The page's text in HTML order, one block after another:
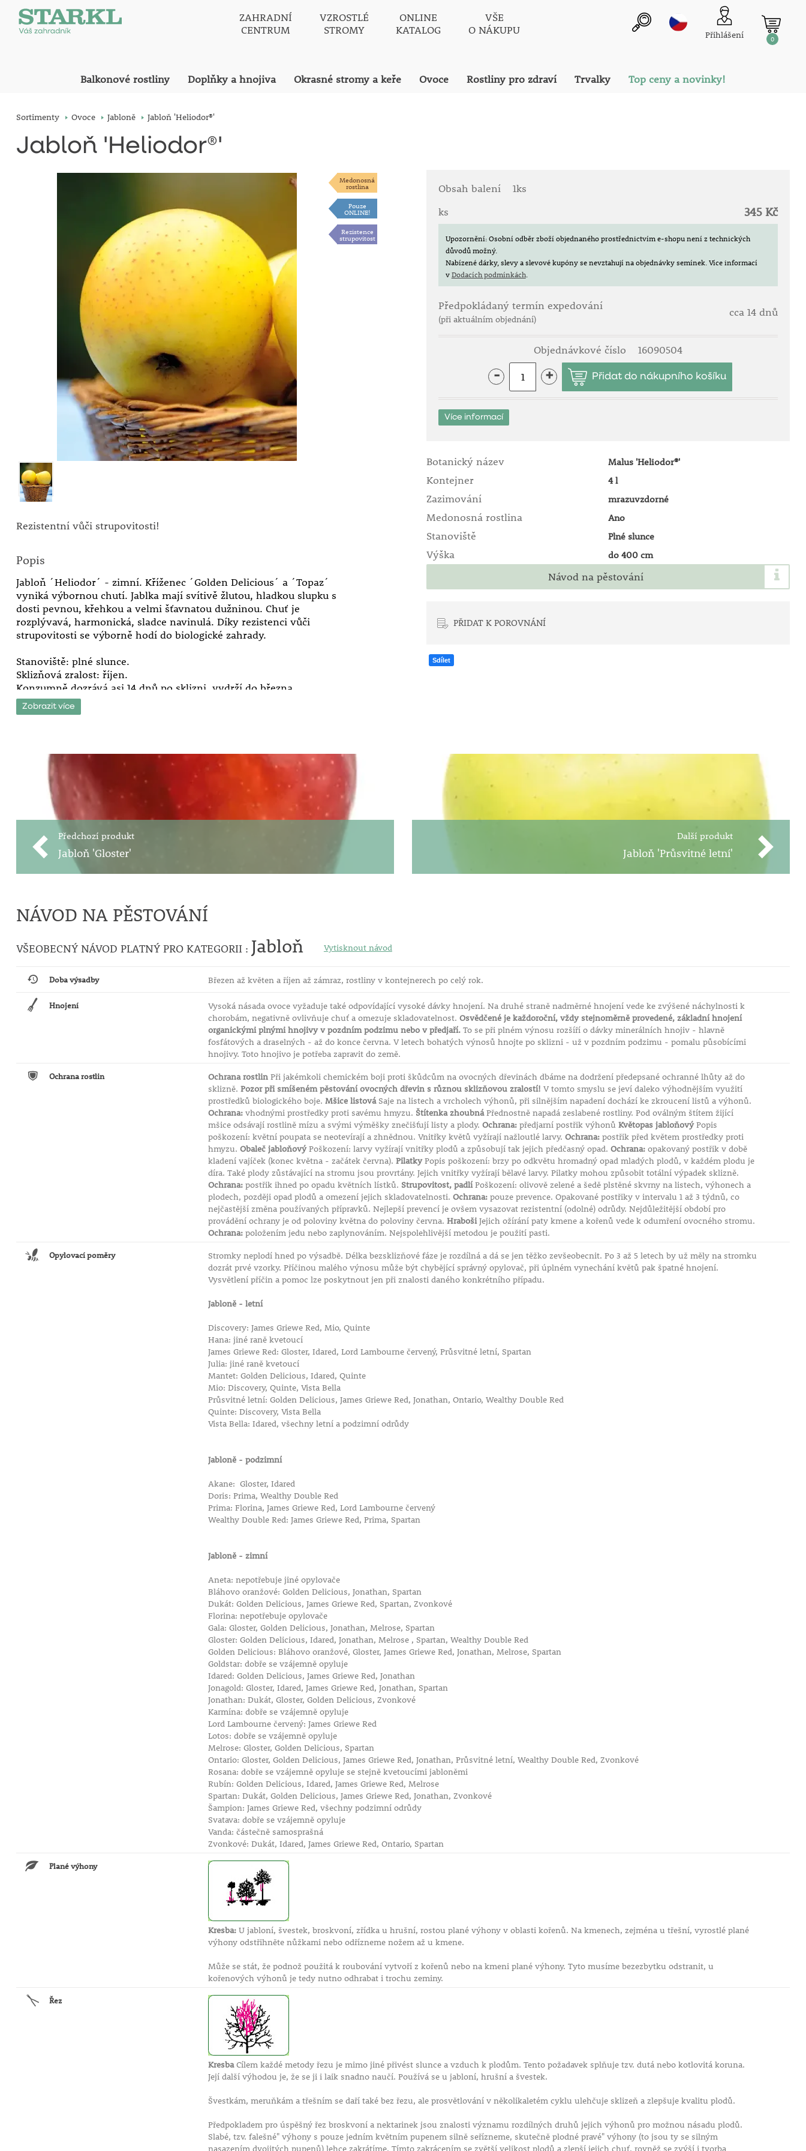
ZAHRADNÍ
CENTRUM
VZROSTLÉ
STROMY
ONLINE
KATALOG
VŠE
O NÁKUPU
Přihlášení 0
Balkonové rostliny Doplňky a hnojiva Okrasné stromy a keře Ovoce Rostliny pro zdraví Trvalky Top ceny a novinky!
Sortimenty Ovoce Jabloně Jabloň 'Heliodor®'
Jabloň 'Heliodor®'
Medonosná
rostlina
Pouze
ONLINE!
Rezistence
strupovitost
Rezistentní vůči strupovitosti!
Popis
Jabloň ´Heliodor´ - zimní. Kříženec ´Golden Delicious´ a ´Topaz´
vyniká výbornou chutí. Jablka mají svítivě žlutou, hladkou slupku s
dosti pevnou, křehkou a velmi šťavnatou dužninou. Chuť je
rozplývavá, harmonická, sladce navinulá. Díky rezistenci vůči
strupovitosti se výborně hodí do biologické zahrady.
Stanoviště: plné slunce.
Sklizňová zralost: říjen.
Konzumně dozrává asi 14 dnů po sklizni, vydrží do března.
Zobrazit více
Obsah balení
1ks
ks
345 Kč
Upozornění: Osobní odběr zboží objednaného prostřednictvím e-shopu není z technických
důvodů možný.
Nabízené dárky, slevy a slevové kupóny se nevztahují na objednávky semínek. Více informací
vDodacích podmínkách.
Předpokládaný termín expedování
(při aktuálním objednání)
cca 14 dnů
Objednávkové číslo 16090504
- +
Více informací
Botanický název Malus 'Heliodor®'
Kontejner 4 l
Zazimování mrazuvzdorné
Medonosná rostlina Ano
Stanoviště Plné slunce
Výška do 400 cm
Návod na pěstování
PŘIDAT K POROVNÁNÍ
Sdílet
Předchozí produkt
Jabloň 'Gloster'
Další produkt
Jabloň 'Průsvitné letní'
NÁVOD NA PĚSTOVÁNÍ
VŠEOBECNÝ NÁVOD PLATNÝ PRO KATEGORII : Jabloň Vytisknout návod
Doba výsadby Březen až květen a říjen až zámraz, rostliny v kontejnerech po celý rok.
Hnojení
Vysoká násada ovoce vyžaduje také odpovídající vysoké dávky hnojení. Na druhé straně nadměrné hnojení vede ke zvýšené náchylnosti k
chorobám, negativně ovlivňuje chuť a omezuje skladovatelnost. Osvědčené je každoroční, vždy stejnoměrně provedené, základní hnojení
organickými plnými hnojivy v pozdním podzimu nebo v předjaří.To se při plném výnosu rozšíří o dávky minerálních hnojiv - hlavně
fosfátových a draselných - až do konce června. V letech bohatých výnosů hnojte po sklizni - už v pozdním podzimu - pomalu působícími
hnojivy. Toto hnojivo je potřeba zapravit do země.
Ochrana rostlin Ochrana rostlinPři jakémkoli chemickém boji proti škůdcům na ovocných dřevinách dbáme na dodržení předepsané ochranné lhůty až do
sklizně. Pozor při smíšeném pěstování ovocných dřevin s různou sklizňovou zralostí! V tomto smyslu se jeví daleko výhodnějším využití
prostředků biologického boje. Mšice listováSaje na listech a vrcholech výhonů, při silnějším napadení dochází ke zkroucení listů a výhonů.
Ochrana:vhodnými prostředky proti savému hmyzu. Štítenka zhoubnáPřednostně napadá zeslabené rostliny. Pod oválným štítem žijící
mšice odsávají rostlině mízu a svými výměšky znečišťují listy a plody. Ochrana:předjarní postřik výhonů Květopas jabloňovýPopis
poškození: květní poupata se neotevírají a zhnědnou. Vnitřky květů vyžírají nažloutlé larvy. Ochrana:postřik před květem prostředky proti
hmyzu. Obaleč jabloňovýPoškození: larvy vyžírají vnitřky plodů a způsobují tak jejich předčasný opad. Ochrana:opakovaný postřik v době
kladení vajíček (konec května - začátek června). PilatkyPopis poškození: brzy po odkvětu hromadný opad mladých plodů, v každém plodu je
díra. Také plody zůstávající na stromu jsou provrtány. Jejich vnitřky vyžírají bělavé larvy. Pilatky mohou způsobit totální výpadek sklizně.
Ochrana:postřik ihned po opadu květních lístků. Strupovitost, padlíPoškození: olivově zelené a šedě plstěné skvrny na listech, výhonech a
plodech, později opad plodů a omezení jejich skladovatelnosti. Ochrana:pouze prevence. Opakované postřiky v intervalu 1 až 3 týdnů, co
nejčastější změna používaných přípravků. Nejlepší prevencí je ovšem vysazovat rezistentní (odolné) odrůdy. Nejdůležitější období pro
provádění ochrany je od poloviny května do poloviny června. HrabošiJejich ožírání paty kmene a kořenů vede k odumření ovocného stromu.
Ochrana:položením jedu nebo zaplynováním. Nejspolehlivější metodou je použití pasti.
Opylovací poměry
Stromky neplodí hned po výsadbě. Délka bezsklizňové fáze je rozdílná a dá se jen těžko zevšeobecnit. Po 3 až 5 letech by už měly na stromku
dozrát prvé vzorky. Příčinou malého výnosu může být chybějící správný opylovač, při úplném vynechání květů pak špatné hnojení.
Vysvětlení příčin a pomoc lze poskytnout jen při znalosti daného konkrétního případu.
Jabloně - letní
Discovery: James Griewe Red, Mio, Quinte
Hana: jiné raně kvetoucí
James Griewe Red: Gloster, Idared, Lord Lambourne červený, Průsvitné letní, Spartan
Julia: jiné raně kvetoucí
Mantet: Golden Delicious, Idared, Quinte
Mio: Discovery, Quinte, Vista Bella
Průsvitné letní: Golden Delicious, James Griewe Red, Jonathan, Ontario, Wealthy Double Red
Quinte: Discovery, Vista Bella
Vista Bella: Idared, všechny letní a podzimní odrůdy
Jabloně - podzimní
Akane: Gloster, Idared
Doris: Prima, Wealthy Double Red
Prima: Florina, James Griewe Red, Lord Lambourne červený
Wealthy Double Red: James Griewe Red, Prima, Spartan
Jabloně - zimní
Aneta: nepotřebuje jiné opylovače
Bláhovo oranžové: Golden Delicious, Jonathan, Spartan
Dukát: Golden Delicious, James Griewe Red, Spartan, Zvonkové
Florina: nepotřebuje opylovače
Gala: Gloster, Golden Delicious, Jonathan, Melrose, Spartan
Gloster: Golden Delicious, Idared, Jonathan, Melrose , Spartan, Wealthy Double Red
Golden Delicious: Bláhovo oranžové, Gloster, James Griewe Red, Jonathan, Melrose, Spartan
Goldstar: dobře se vzájemně opyluje
Idared: Golden Delicious, James Griewe Red, Jonathan
Jonagold: Gloster, Idared, James Griewe Red, Jonathan, Spartan
Jonathan: Dukát, Gloster, Golden Delicious, Zvonkové
Karmína: dobře se vzájemně opyluje
Lord Lambourne červený: James Griewe Red
Lotos: dobře se vzájemně opyluje
Melrose: Gloster, Golden Delicious, Spartan
Ontario: Gloster, Golden Delicious, James Griewe Red, Jonathan, Průsvitné letní, Wealthy Double Red, Zvonkové
Rosana: dobře se vzájemně opyluje se stejně kvetoucími jabloněmi
Rubín: Golden Delicious, Idared, James Griewe Red, Melrose
Spartan: Dukát, Golden Delicious, James Griewe Red, Jonathan, Zvonkové
Šampion: James Griewe Red, všechny podzimní odrůdy
Svatava: dobře se vzájemně opyluje
Vanda: částečně samosprašná
Zvonkové: Dukát, Idared, James Griewe Red, Ontario, Spartan
Plané výhony
Kresba:U jabloní, švestek, broskvoní, zřídka u hrušní, rostou plané výhony v oblasti kořenů. Na kmenech, zejména u třešní, vyrostlé plané
výhony odstřihněte nůžkami nebo odřízneme nožem až u kmene.
Může se stát, že podnož použitá k roubování vytvoří z kořenů nebo na kmeni plané výhony. Tyto musíme bezezbytku odstranit, u
kořenových výhonů je tedy nutno odhrabat i trochu zeminy.
Řez
KresbaCílem každé metody řezu je mimo jiné přivést slunce a vzduch k plodům. Tento požadavek splňuje tzv. dutá nebo kotlovitá koruna.
Její další výhodou je, že se ji i laik snadno naučí. Používá se u jabloní, hrušní a švestek.
Švestkám, meruňkám a třešním se daří také bez řezu, ale prosvětlování v několikaletém cyklu ulehčuje sklizeň a zlepšuje kvalitu plodů.
Předpokladem pro úspěšný řez broskvoní a nektarinek jsou znalosti významu rozdílných druhů jejich výhonů pro možnou násadu plodů.
Slabé, tzv. falešné" výhony s pouze jedním květním pupenem silně seřízneme, skutečně plodné pravé" výhony (to jsou ty se silným
nasazením dvojitých pupenů) lehce zakrátíme. Tímto zakrácením se zvětší velikost plodů a zlepší jejich chuť, rovněž se zvýší i tvorba